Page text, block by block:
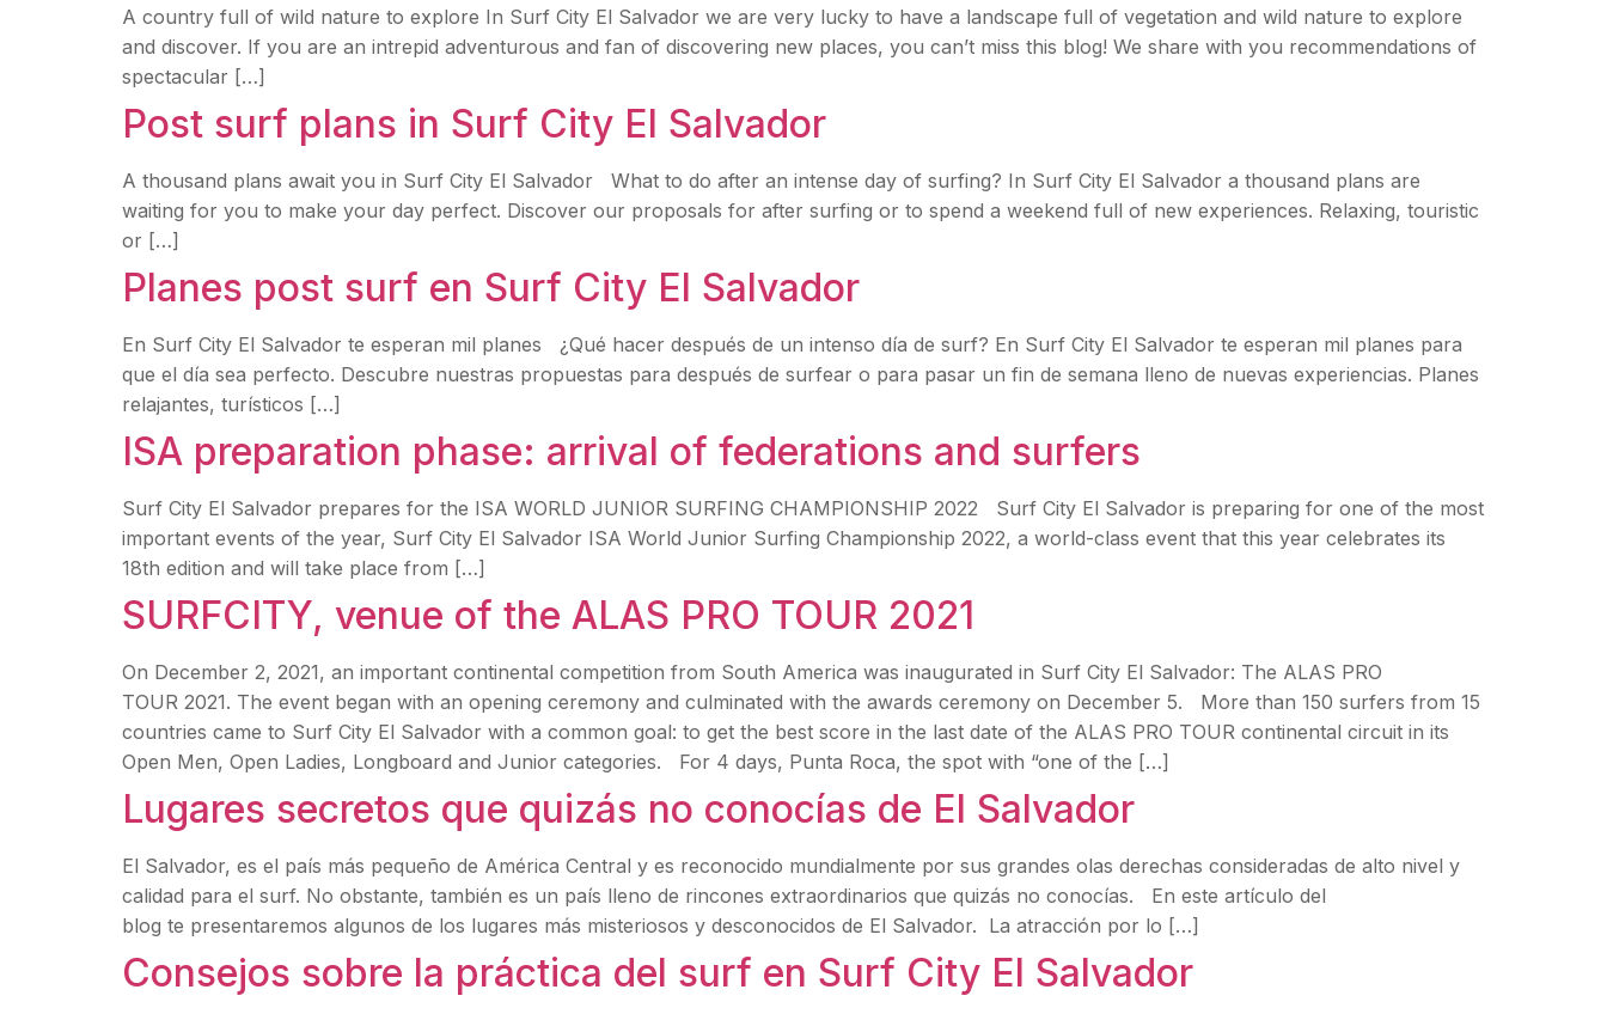
A country full of wild nature to explore In Surf City El Salvador we are very lucky to have a landscape full of vegetation and wild nature to explore
and discover. If you are an intrepid adventurous and fan of discovering new places, you can’t miss this blog! We share with you recommendations of
spectacular […]
Post surf plans in Surf City El Salvador
A thousand plans await you in Surf City El Salvador What to do after an intense day of surfing? In Surf City El Salvador a thousand plans are
waiting for you to make your day perfect. Discover our proposals for after surfing or to spend a weekend full of new experiences. Relaxing, touristic
or […]
Planes post surf en Surf City El Salvador
En Surf City El Salvador te esperan mil planes ¿Qué hacer después de un intenso día de surf? En Surf City El Salvador te esperan mil planes para
que el día sea perfecto. Descubre nuestras propuestas para después de surfear o para pasar un fin de semana lleno de nuevas experiencias. Planes
relajantes, turísticos […]
ISA preparation phase: arrival of federations and surfers
Surf City El Salvador prepares for the ISA WORLD JUNIOR SURFING CHAMPIONSHIP 2022 Surf City El Salvador is preparing for one of the most
important events of the year, Surf City El Salvador ISA World Junior Surfing Championship 2022, a world-class event that this year celebrates its
18th edition and will take place from […]
SURFCITY, venue of the ALAS PRO TOUR 2021
On December 2, 2021, an important continental competition from South America was inaugurated in Surf City El Salvador: The ALAS PRO
TOUR 2021. The event began with an opening ceremony and culminated with the awards ceremony on December 5. More than 150 surfers from 15
countries came to Surf City El Salvador with a common goal: to get the best score in the last date of the ALAS PRO TOUR continental circuit in its
Open Men, Open Ladies, Longboard and Junior categories. For 4 days, Punta Roca, the spot with “one of the […]
Lugares secretos que quizás no conocías de El Salvador
El Salvador, es el país más pequeño de América Central y es reconocido mundialmente por sus grandes olas derechas consideradas de alto nivel y
calidad para el surf. No obstante, también es un país lleno de rincones extraordinarios que quizás no conocías. En este artículo del
blog te presentaremos algunos de los lugares más misteriosos y desconocidos de El Salvador. La atracción por lo […]
Consejos sobre la práctica del surf en Surf City El Salvador